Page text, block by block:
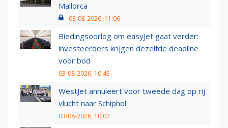
Mallorca
03-08-2026, 11:06
Biedingsoorlog om easyJet gaat verder:
investeerders krijgen dezelfde deadline
voor bod
03-08-2026, 10:43
WestJet annuleert voor tweede dag op rij
vlucht naar Schiphol
03-08-2026, 10:02